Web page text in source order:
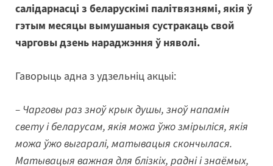
салідарнасці з беларускімі палітвязнямі, якія ў
гэтым месяцы вымушаныя сустракаць свой
чарговы дзень нараджэння ў няволі.
Гаворыць адна з удзельніц акцыі:
– Чарговы раз зноў крык душы, зноў напамін
свету і беларусам, якія можа ўжо змірыліся, якія
можа ўжо выгаралі, матывацыя скончылася.
Матывацыя важная для блізкіх, радні і знаёмых,